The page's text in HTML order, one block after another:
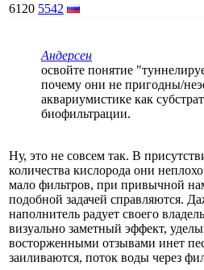
6120 5542
Андерсен
освойте понятие
почему они не пригодны/
аквариумистике как
биофильтрации.
Ну, это не совсем так. В
количества кислорода они
мало фильтров, при привычной нам
подобной задачей справляются.
наполнитель радует своего
визуально заметный эффект,
восторженными отзывами инет
заиливаются, поток воды через